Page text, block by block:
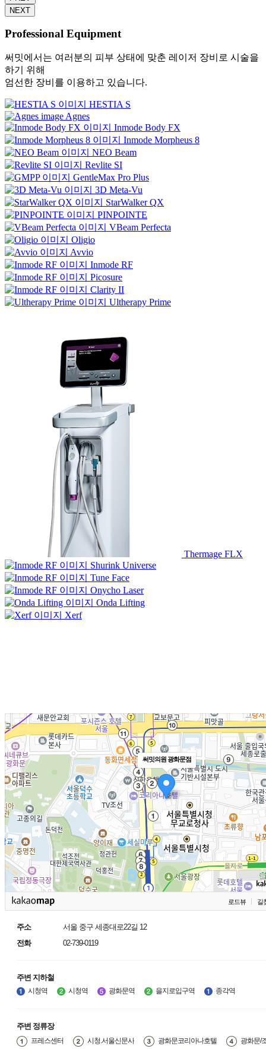
NEXT
Professional Equipment
써밋에서는 여러분의 피부 상태에 맞춘 레이저 장비로 시술을
하기 위해
엄선한 장비를 이용하고 있습니다.
HESTIA S
Agnes
Inmode Body FX
Inmode Morpheus 8
NEO Beam
Revlite SI
GentleMax Pro Plus
3D Meta-Vu
StarWalker QX
PINPOINTE
VBeam Perfecta
Oligio
Avvio
Inmode RF
Picosure
Clarity II
Ultherapy Prime
Thermage FLX
Shurink Universe
Tune Face
Onycho Laser
Onda Lifting
Xerf
써밋의원 광화문점
로드뷰 길
주소
서울 중구 세종대로22길 12
전화
02-739-0119
주변 지하철
시청역 시청역 광화문역 을지로입구역 종각역
주변 정류장
프레스센터 시청.서울신문사 광화문코리아나호텔
광화문/